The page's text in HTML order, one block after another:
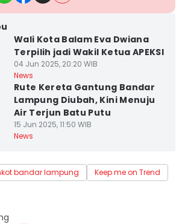
Wali Kota Balam Eva Dwiana
Terpilih jadi Wakil Ketua APEKSI
04 Jun 2025, 20:20 WIB
News
Rute Kereta Gantung Bandar
Lampung Diubah, Kini Menuju
Air Terjun Batu Putu
15 Jun 2025, 11:50 WIB
News
bandar lampung Keep me on Trend